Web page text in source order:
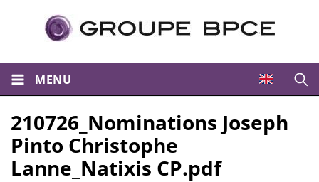
MENU
210726_Nominations Joseph
Pinto Christophe
Lanne_Natixis CP.pdf